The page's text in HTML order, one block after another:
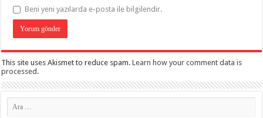
Beni yeni yazılarda e-posta ile bilgilendir.
This site uses Akismet to reduce spam.Learn how your comment data is
processed .